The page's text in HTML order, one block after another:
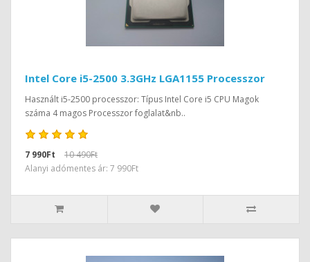
Intel Core i5-2500 3.3GHz LGA1155 Processzor
Használt i5-2500 processzor: Típus Intel Core i5 CPU Magok
száma 4 magos Processzor foglalat&nb..
7 990Ft
10 490Ft
Alanyi adómentes ár: 7 990Ft